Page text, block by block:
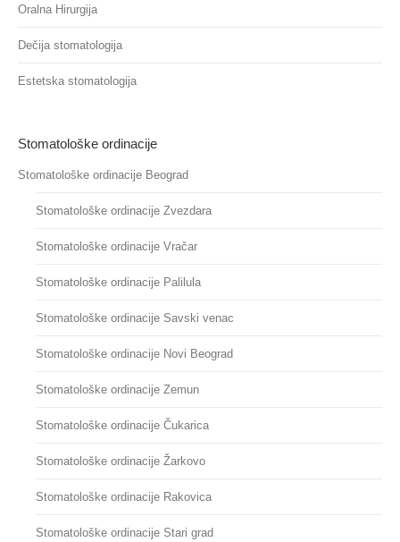
Oralna Hirurgija
Dečija stomatologija
Estetska stomatologija
Stomatološke ordinacije
Stomatološke ordinacije Beograd
Stomatološke ordinacije Zvezdara
Stomatološke ordinacije Vračar
Stomatološke ordinacije Palilula
Stomatološke ordinacije Savski venac
Stomatološke ordinacije Novi Beograd
Stomatološke ordinacije Zemun
Stomatološke ordinacije Čukarica
Stomatološke ordinacije Žarkovo
Stomatološke ordinacije Rakovica
Stomatološke ordinacije Stari grad